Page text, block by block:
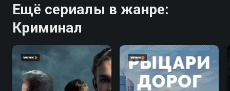
Ещё сериалы в жанре:
Криминал